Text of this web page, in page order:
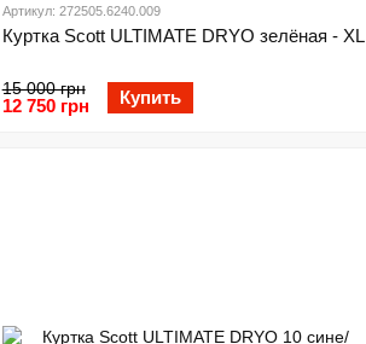
Артикул: 272505.6240.009
Куртка Scott ULTIMATE DRYO зелёная - XL
15 000 грн
12 750 грн Купить